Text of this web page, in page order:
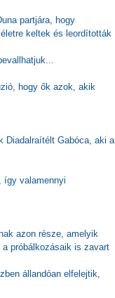
partjára, hogy
keltek és leordították
hogy ők azok, akik
Diadalraítélt Gabóca, aki a
így valamennyi
azon része, amelyik
próbálkozásaik is zavart
állandóan elfelejtik,